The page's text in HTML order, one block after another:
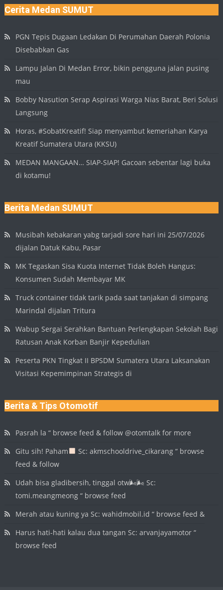
Cerita Medan SUMUT
PGN Tepis Dugaan Ledakan Di Perumahan Daerah Polonia
Disebabkan Gas
Lampu Jalan Di Medan Error, bikin pengguna jalan pusing
mau
Bobby Nasution Serap Aspirasi Warga Nias Barat, Beri Solusi
Langsung
Horas, #SobatKreatif! Siap menyambut kemeriahan Karya
Kreatif Sumatera Utara (KKSU)
MEDAN MANGAAN… SIAP-SIAP! Gacoan sebentar lagi buka
di kotamu!
Berita Medan SUMUT
Musibah kebakaran yabg tarjadi sore hari ini 25/07/2026
dijalan Datuk Kabu, Pasar
MK Tegaskan Sisa Kuota Internet Tidak Boleh Hangus:
Konsumen Sudah Membayar MK
Truck container tidak tarik pada saat tanjakan di simpang
Marindal dijalan Tritura
Wabup Sergai Serahkan Bantuan Perlengkapan Sekolah Bagi
Ratusan Anak Korban Banjir Kepedulian
Peserta PKN Tingkat II BPSDM Sumatera Utara Laksanakan
Visitasi Kepemimpinan Strategis di
Berita & Tips Otomotif
Pasrah la “ browse feed & follow @otomtalk for more
Gitu sih! Paham
Sc: akmschooldrive_cikarang “ browse
feed & follow
Udah bisa gladibersih, tinggal otw🌬🌬 Sc:
tomi.meangmeong “ browse feed
Merah atau kuning ya Sc: wahidmobil.id “ browse feed &
Harus hati-hati kalau dua tangan Sc: arvanjayamotor “
browse feed